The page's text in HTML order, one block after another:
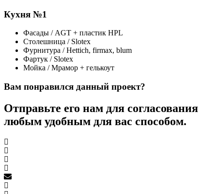
Кухня №1
Фасады / AGT + пластик HPL
Столешница / Slotex
Фурнитура / Hettich, firmax, blum
Фартук / Slotex
Мойка / Мрамор + гелькоут
Вам понравился данный проект?
Отправьте его нам для согласования
любым удобным для вас способом.